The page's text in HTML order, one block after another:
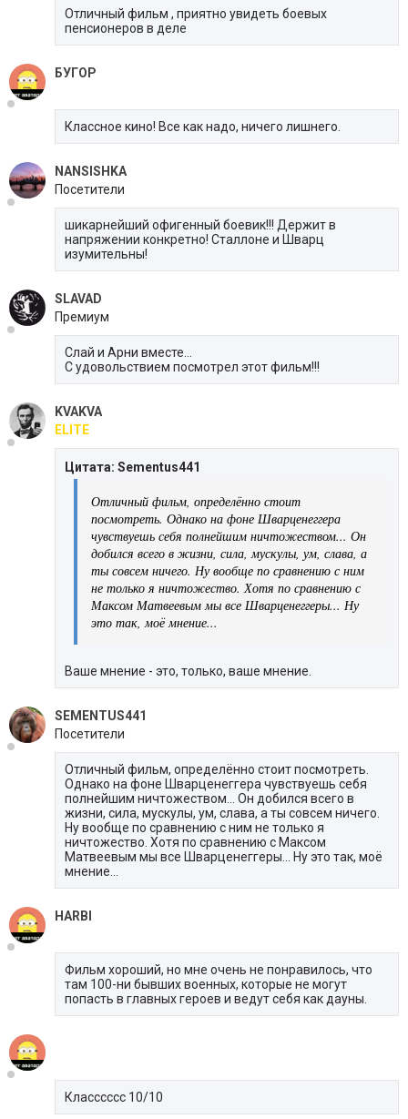
Отличный фильм , приятно увидеть боевых
пенсионеров в деле
БУГОР
Классное кино! Все как надо, ничего лишнего.
NANSISHKA
Посетители
шикарнейший офигенный боевик!!! Держит в
напряжении конкретно! Сталлоне и Шварц
изумительны!
SLAVAD
Премиум
Слай и Арни вместе…
С удовольствием посмотрел этот фильм!!!
KVAKVA
ELITE
Цитата: Sementus441
Отличный фильм, определённо стоит
посмотреть. Однако на фоне Шварценеггера
чувствуешь себя полнейшим ничтожеством... Он
добился всего в жизни, сила, мускулы, ум, слава, а
ты совсем ничего. Ну вообще по сравнению с ним
не только я ничтожество. Хотя по сравнению с
Максом Матвеевым мы все Шварценеггеры... Ну
это так, моё мнение...
Ваше мнение - это, только, ваше мнение.
SEMENTUS441
Посетители
Отличный фильм, определённо стоит посмотреть.
Однако на фоне Шварценеггера чувствуешь себя
полнейшим ничтожеством... Он добился всего в
жизни, сила, мускулы, ум, слава, а ты совсем ничего.
Ну вообще по сравнению с ним не только я
ничтожество. Хотя по сравнению с Максом
Матвеевым мы все Шварценеггеры... Ну это так, моё
мнение...
HARBI
Фильм хороший, но мне очень не понравилось, что
там 100-ни бывших военных, которые не могут
попасть в главных героев и ведут себя как дауны.
Класссссс 10/10